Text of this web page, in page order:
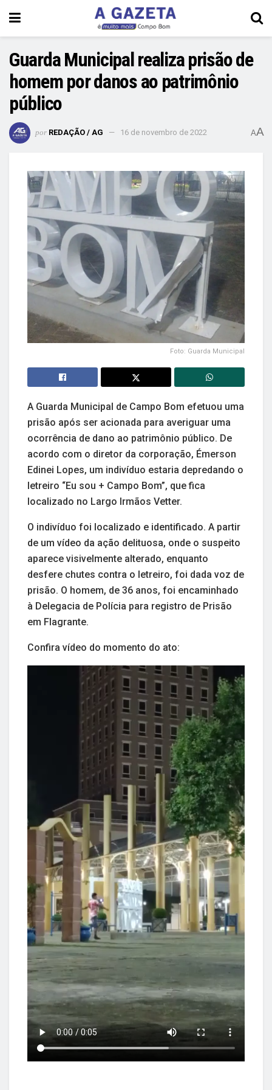
Guarda Municipal realiza prisão de
homem por danos ao patrimônio
público
por REDAÇÃO / AG 16 de novembro de 2022 AA
Foto: Guarda Municipal
A Guarda Municipal de Campo Bom efetuou uma
prisão após ser acionada para averiguar uma
ocorrência de dano ao patrimônio público. De
acordo com o diretor da corporação, Émerson
Edinei Lopes, um indivíduo estaria depredando o
letreiro “Eu sou + Campo Bom”, que fica
localizado no Largo Irmãos Vetter.
O indivíduo foi localizado e identificado. A partir
de um vídeo da ação delituosa, onde o suspeito
aparece visivelmente alterado, enquanto
desfere chutes contra o letreiro, foi dada voz de
prisão. O homem, de 36 anos, foi encaminhado
à Delegacia de Polícia para registro de Prisão
em Flagrante.
Confira vídeo do momento do ato: